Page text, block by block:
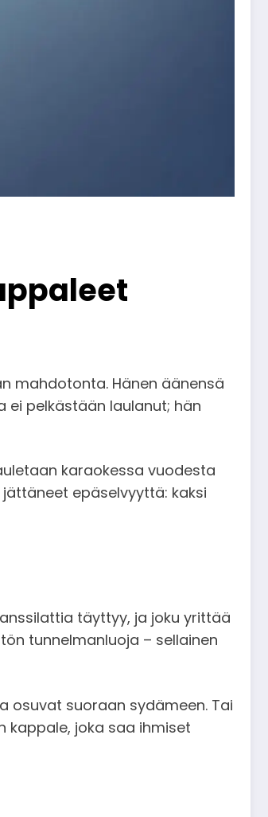
mahdotonta. Hänen äänensä
ei pelkästään laulanut; hän
karaokessa vuodesta
epäselvyyttä: kaksi
täyttyy, ja joku yrittää
tunnelmanluoja – sellainen
osuvat suoraan sydämeen. Tai
kappale, joka saa ihmiset